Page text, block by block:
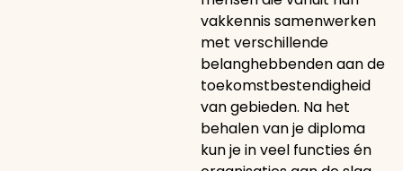
vakkennis samenwerken
met verschillende
belanghebbenden aan de
toekomstbestendigheid
van gebieden. Na het
behalen van je diploma
kun je in veel functies én